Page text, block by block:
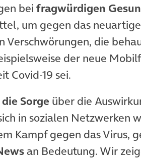
bei fragwürdigen
um gegen das
Verschwörungen, die
der neue
Covid-19 sei.
Sorge über die
in sozialen Netzwerken
Kampf gegen das Virus,
an Bedeutung. Wir